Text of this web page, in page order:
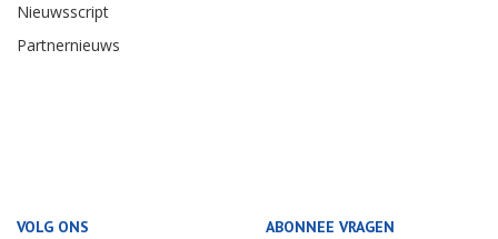
Nieuwsscript
Partnernieuws
VOLG ONS ABONNEE VRAGEN